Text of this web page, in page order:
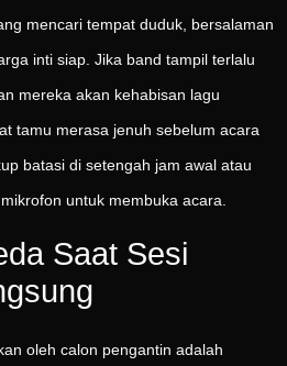
mencari tempat duduk, bersalaman
inti siap. Jika band tampil terlalu
mereka akan kehabisan lagu
tamu merasa jenuh sebelum acara
batasi di setengah jam awal atau
untuk membuka acara.
Saat Sesi
oleh calon pengantin adalah